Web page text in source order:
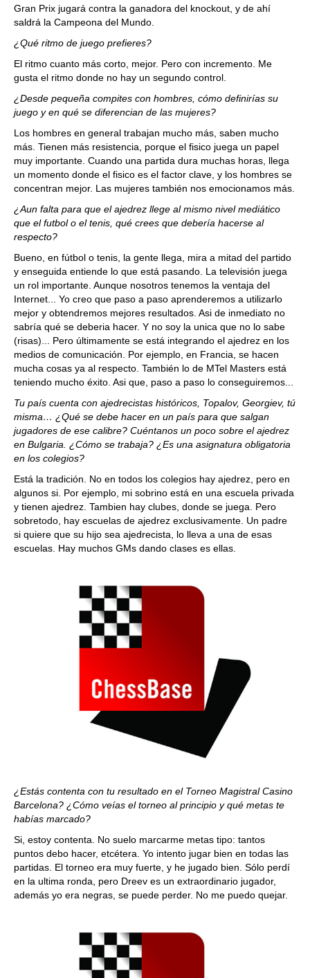
Gran Prix jugará contra la ganadora del knockout, y de ahí
saldrá la Campeona del Mundo.
¿Qué ritmo de juego prefieres?
El ritmo cuanto más corto, mejor. Pero con incremento. Me
gusta el ritmo donde no hay un segundo control.
¿Desde pequeña compites con hombres, cómo definirías su
juego y en qué se diferencian de las mujeres?
Los hombres en general trabajan mucho más, saben mucho
más. Tienen más resistencia, porque el fisico juega un papel
muy importante. Cuando una partida dura muchas horas, llega
un momento donde el fisico es el factor clave, y los hombres se
concentran mejor. Las mujeres también nos emocionamos más.
¿Aun falta para que el ajedrez llege al mismo nivel mediático
que el futbol o el tenis, qué crees que debería hacerse al
respecto?
Bueno, en fútbol o tenis, la gente llega, mira a mitad del partido
y enseguida entiende lo que está pasando. La televisión juega
un rol importante. Aunque nosotros tenemos la ventaja del
Internet... Yo creo que paso a paso aprenderemos a utilizarlo
mejor y obtendremos mejores resultados. Asi de inmediato no
sabría qué se deberia hacer. Y no soy la unica que no lo sabe
(risas)... Pero últimamente se está integrando el ajedrez en los
medios de comunicación. Por ejemplo, en Francia, se hacen
mucha cosas ya al respecto. También lo de MTel Masters está
teniendo mucho éxito. Asi que, paso a paso lo conseguiremos...
Tu país cuenta con ajedrecistas históricos, Topalov, Georgiev, tú
misma… ¿Qué se debe hacer en un país para que salgan
jugadores de ese calibre? Cuéntanos un poco sobre el ajedrez
en Bulgaria. ¿Cómo se trabaja? ¿Es una asignatura obligatoria
en los colegios?
Está la tradición. No en todos los colegios hay ajedrez, pero en
algunos si. Por ejemplo, mi sobrino está en una escuela privada
y tienen ajedrez. Tambien hay clubes, donde se juega. Pero
sobretodo, hay escuelas de ajedrez exclusivamente. Un padre
si quiere que su hijo sea ajedrecista, lo lleva a una de esas
escuelas. Hay muchos GMs dando clases es ellas.
¿Estás contenta con tu resultado en el Torneo Magistral Casino
Barcelona? ¿Cómo veías el torneo al principio y qué metas te
habías marcado?
Si, estoy contenta. No suelo marcarme metas tipo: tantos
puntos debo hacer, etcétera. Yo intento jugar bien en todas las
partidas. El torneo era muy fuerte, y he jugado bien. Sólo perdí
en la ultima ronda, pero Dreev es un extraordinario jugador,
además yo era negras, se puede perder. No me puedo quejar.